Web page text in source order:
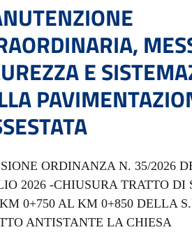
E
ORDINANZA N. 35/2026
2026 -CHIUSURA TRATTO DI
0+750 AL KM 0+850 DELLA
ANTISTANTE LA CHIESA